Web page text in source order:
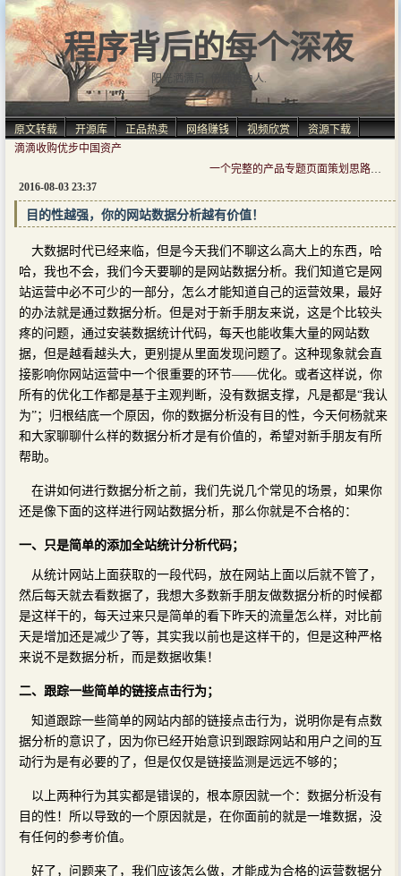
程序背后的每个深夜
阳光洒满肩, 仿佛自由人.
原文转载 开源库 正品热卖 网络赚钱 视频欣赏
资源下载
滴滴收购优步中国资产
一个完整的产品专题页面策划思路是什么样子？
2016-08-03 23:37
目的性越强，你的网站数据分析越有价值！
大数据时代已经来临，但是今天我们不聊这么高大上的东西，哈
哈，我也不会，我们今天要聊的是网站数据分析。我们知道它是网
站运营中必不可少的一部分，怎么才能知道自己的运营效果，最好
的办法就是通过数据分析。但是对于新手朋友来说，这是个比较头
疼的问题，通过安装数据统计代码，每天也能收集大量的网站数
据，但是越看越头大，更别提从里面发现问题了。这种现象就会直
接影响你网站运营中一个很重要的环节——优化。或者这样说，你
所有的优化工作都是基于主观判断，没有数据支撑，凡是都是“我认
为”；归根结底一个原因，你的数据分析没有目的性，今天何杨就来
和大家聊聊什么样的数据分析才是有价值的，希望对新手朋友有所
帮助。
在讲如何进行数据分析之前，我们先说几个常见的场景，如果你
还是像下面的这样进行网站数据分析，那么你就是不合格的：
一、只是简单的添加全站统计分析代码；
从统计网站上面获取的一段代码，放在网站上面以后就不管了，
然后每天就去看数据了，我想大多数新手朋友做数据分析的时候都
是这样干的，每天过来只是简单的看下昨天的流量怎么样，对比前
天是增加还是减少了等，其实我以前也是这样干的，但是这种严格
来说不是数据分析，而是数据收集！
二、跟踪一些简单的链接点击行为；
知道跟踪一些简单的网站内部的链接点击行为，说明你是有点数
据分析的意识了，因为你已经开始意识到跟踪网站和用户之间的互
动行为是有必要的了，但是仅仅是链接监测是远远不够的；
以上两种行为其实都是错误的，根本原因就一个：数据分析没有
目的性！所以导致的一个原因就是，在你面前的就是一堆数据，没
有任何的参考价值。
好了，问题来了，我们应该怎么做，才能成为合格的运营数据分